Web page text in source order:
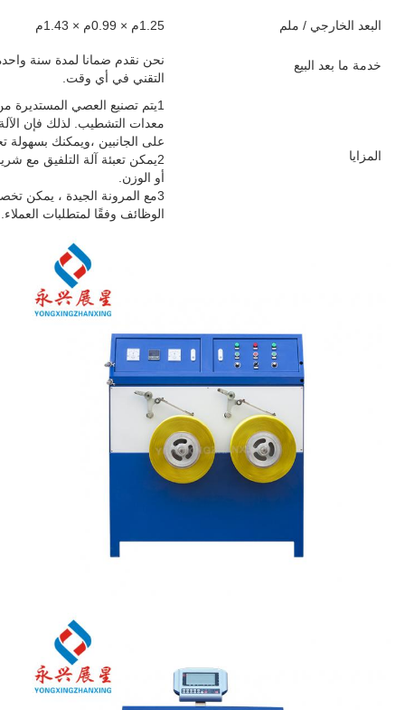
البعد الخارجي / ملم 1.25م × 0.99م × 1.43م
خدمة ما بعد البيع
نحن نقدم ضمانا لمدة سنة
التقني في أي وقت.
المزايا
1يتم تصنيع العصي المستديرة
معدات التشطيب. لذلك فإن
على الجانبين ،ويمكنك بسهولة
أو الوزن.
3مع المرونة الجيدة ، يمكن
الوظائف وفقًا لمتطلبات العملاء.